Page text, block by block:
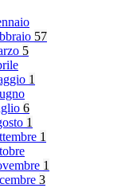
57
5
1
6
1
1
1
3